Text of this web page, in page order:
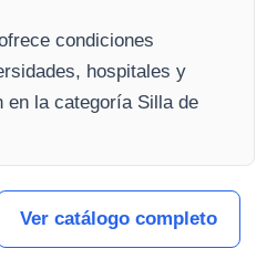
condiciones
hospitales y
en la categoría Silla de
Ver catálogo completo